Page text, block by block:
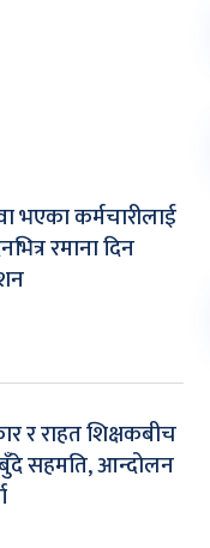
भएका कर्मचारीलाई
रमाना दिन
र राहत शिक्षकबीच
सहमति, आन्दोलन